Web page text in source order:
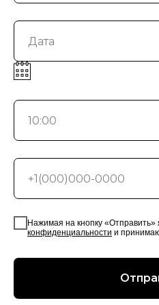
Нажимая на кнопку «Отправить»
конфиденциальности и